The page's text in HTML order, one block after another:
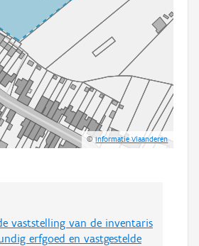
©Informatie Vlaanderen
vaststelling van de inventaris
erfgoed en vastgestelde